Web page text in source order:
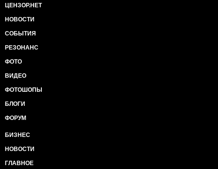
ЦЕНЗОР.НЕТ
НОВОСТИ
СОБЫТИЯ
РЕЗОНАНС
ФОТО
ВИДЕО
ФОТОШОПЫ
БЛОГИ
ФОРУМ
БИЗНЕС
НОВОСТИ
ГЛАВНОЕ